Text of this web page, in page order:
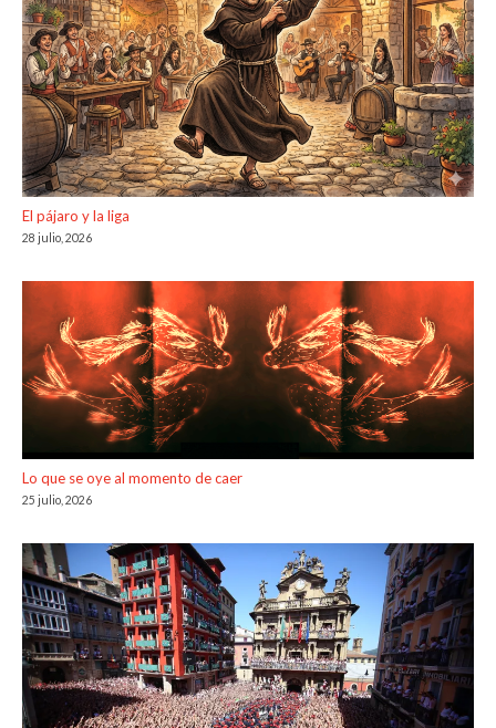
El pájaro y la liga
28 julio, 2026
Lo que se oye al momento de caer
25 julio, 2026